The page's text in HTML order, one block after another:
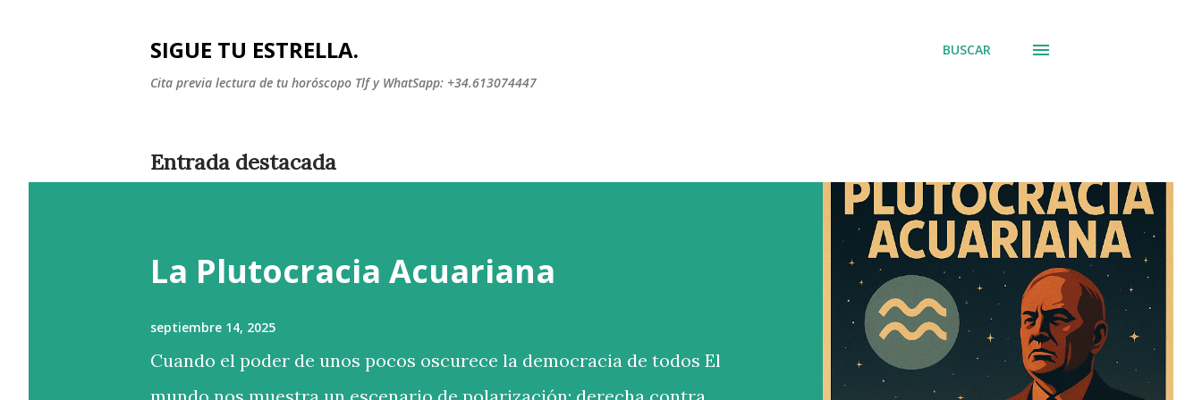
SIGUE TU ESTRELLA.
Cita previa lectura de tu horóscopo Tlf y WhatSapp: +34.613074447
BUSCAR
Entrada destacada
La Plutocracia Acuariana
septiembre 14, 2025
Cuando el poder de unos pocos oscurece la democracia de todos El